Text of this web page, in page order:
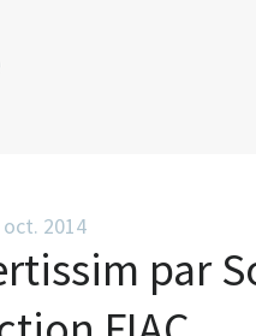
oct. 2014
par